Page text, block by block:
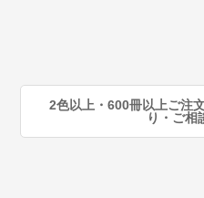
2色以上・600冊以上ご注
り・ご相